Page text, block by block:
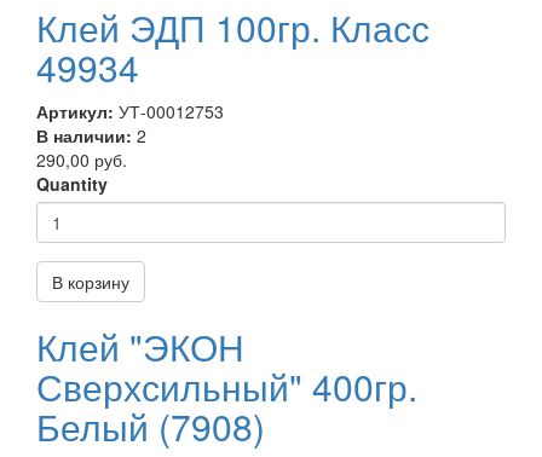
Клей ЭДП 100гр. Класс
49934
Артикул: УТ-00012753
В наличии: 2
290,00 руб.
Quantity
В корзину
Клей "ЭКОН
Сверхсильный" 400гр.
Белый (7908)